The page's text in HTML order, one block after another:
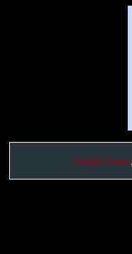
Twilight Fieber,